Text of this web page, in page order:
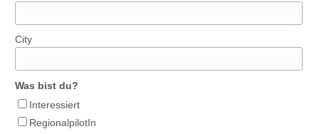
City
Was bist du?
Interessiert
RegionalpilotIn